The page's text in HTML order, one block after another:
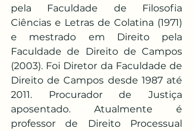
pela Faculdade de Filosofia
Ciências e Letras de Colatina (1971)
e mestrado em Direito pela
Faculdade de Direito de Campos
(2003). Foi Diretor da Faculdade de
Direito de Campos desde 1987 até
2011. Procurador de Justiça
aposentado. Atualmente é
professor de Direito Processual